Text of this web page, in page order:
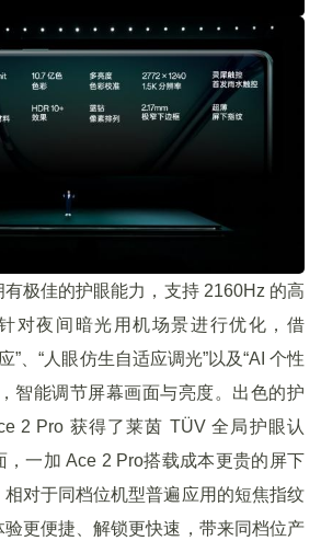
极佳的护眼能力，支持 2160Hz 的高
对夜间暗光用机场景进行优化，借
”、“人眼仿生自适应调光”以及“AI 个性
智能调节屏幕画面与亮度。出色的护
2 Pro 获得了莱茵 TÜV 全局护眼认
，一加 Ace 2 Pro搭载成本更贵的屏下
对于同档位机型普遍应用的短焦指纹
更便捷、解锁更快速，带来同档位产